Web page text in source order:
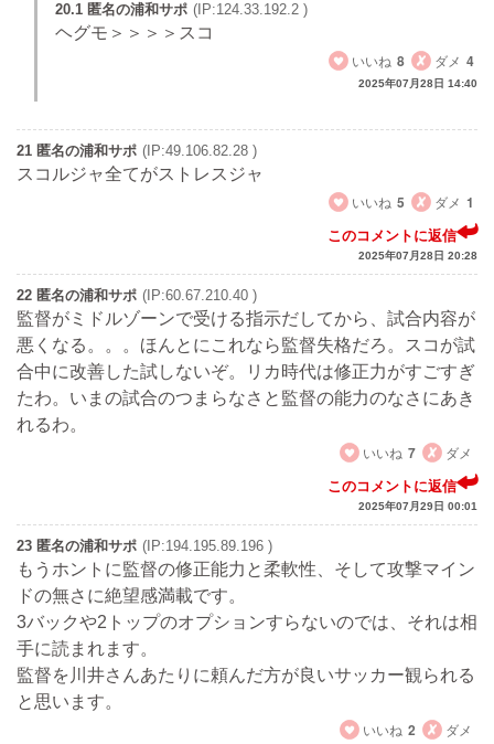
20.1 匿名の浦和サポ (IP:124.33.192.2 )
ヘグモ＞＞＞＞スコ
いいね 8 ダメ 4
2025年07月28日 14:40
21 匿名の浦和サポ (IP:49.106.82.28 )
スコルジャ全てがストレスジャ
いいね 5 ダメ 1
このコメントに返信
2025年07月28日 20:28
22 匿名の浦和サポ (IP:60.67.210.40 )
監督がミドルゾーンで受ける指示だしてから、試合内容が
悪くなる。。。ほんとにこれなら監督失格だろ。スコが試
合中に改善した試しないぞ。リカ時代は修正力がすごすぎ
たわ。いまの試合のつまらなさと監督の能力のなさにあき
れるわ。
いいね 7 ダメ
このコメントに返信
2025年07月29日 00:01
23 匿名の浦和サポ (IP:194.195.89.196 )
もうホントに監督の修正能力と柔軟性、そして攻撃マイン
ドの無さに絶望感満載です。
3バックや2トップのオプションすらないのでは、それは相
手に読まれます。
監督を川井さんあたりに頼んだ方が良いサッカー観られる
と思います。
いいね 2 ダメ